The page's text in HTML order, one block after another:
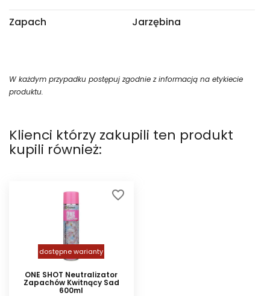
Zapach Jarzębina
W każdym przypadku postępuj zgodnie z informacją na etykiecie
produktu.
Klienci którzy zakupili ten produkt
kupili również:
ONE SHOT Neutralizator
Zapachów Kwitnący Sad
600ml
dostępne warianty
favorite_border